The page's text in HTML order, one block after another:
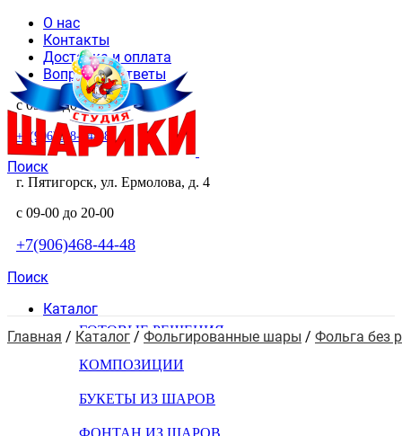
О нас
Контакты
Доставка и оплата
Вопросы и ответы
с 09-00 до 20-00
+7(906)468-44-48
Поиск
г. Пятигорск, ул. Ермолова, д. 4
с 09-00 до 20-00
+7(906)468-44-48
Поиск
Каталог
ГОТОВЫЕ РЕШЕНИЯ
КОМПОЗИЦИИ
БУКЕТЫ ИЗ ШАРОВ
ФОНТАН ИЗ ШАРОВ
Главная / Каталог / Фольгированные шары / Фольга без